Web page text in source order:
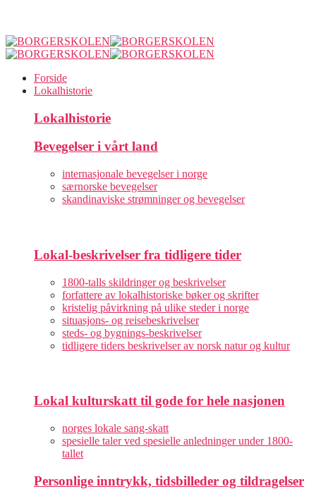
Forside
Lokalhistorie
Lokalhistorie
Bevegelser i vårt land
internasjonale bevegelser i norge
særnorske bevegelser
skandinaviske strømninger og bevegelser
Lokal-beskrivelser fra tidligere tider
1800-talls skildringer og beskrivelser
forfattere av lokalhistoriske bøker og skrifter
kristelig påvirkning på ulike steder i norge
situasjons- og reisebeskrivelser
steds- og bygnings-beskrivelser
tidligere tiders beskrivelser av norsk natur og kultur
Lokal kulturskatt til gode for hele nasjonen
norges lokale sang-skatt
spesielle taler ved spesielle anledninger under 1800-
tallet
Personlige inntrykk, tidsbilleder og tildragelser